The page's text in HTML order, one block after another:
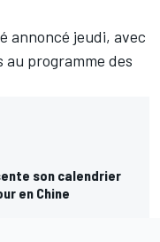
annoncé jeudi, avec
au programme des
son calendrier
en Chine